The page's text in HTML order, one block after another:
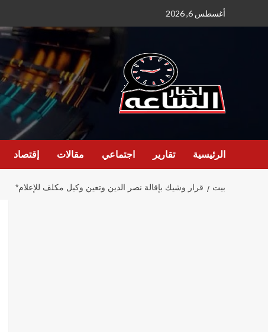
أغسطس 6, 2026
الرئيسية تقارير اجتماعي مقالات إقتصاد
بيت قرار وشيك بإقالة نصر الدين وتعين وكيل مكلف للإعلام*